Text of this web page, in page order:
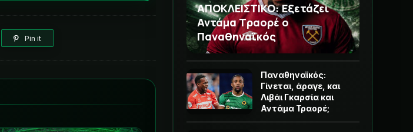
Pin it
ΑΠΟΚΛΕΙΣΤΙΚΟ: Εξετάζει
Αντάμα Τραορέ ο
Παναθηναϊκός
Παναθηναϊκός:
Γίνεται, άραγε, και
Λιβάι Γκαρσία και
Αντάμα Τραορέ;